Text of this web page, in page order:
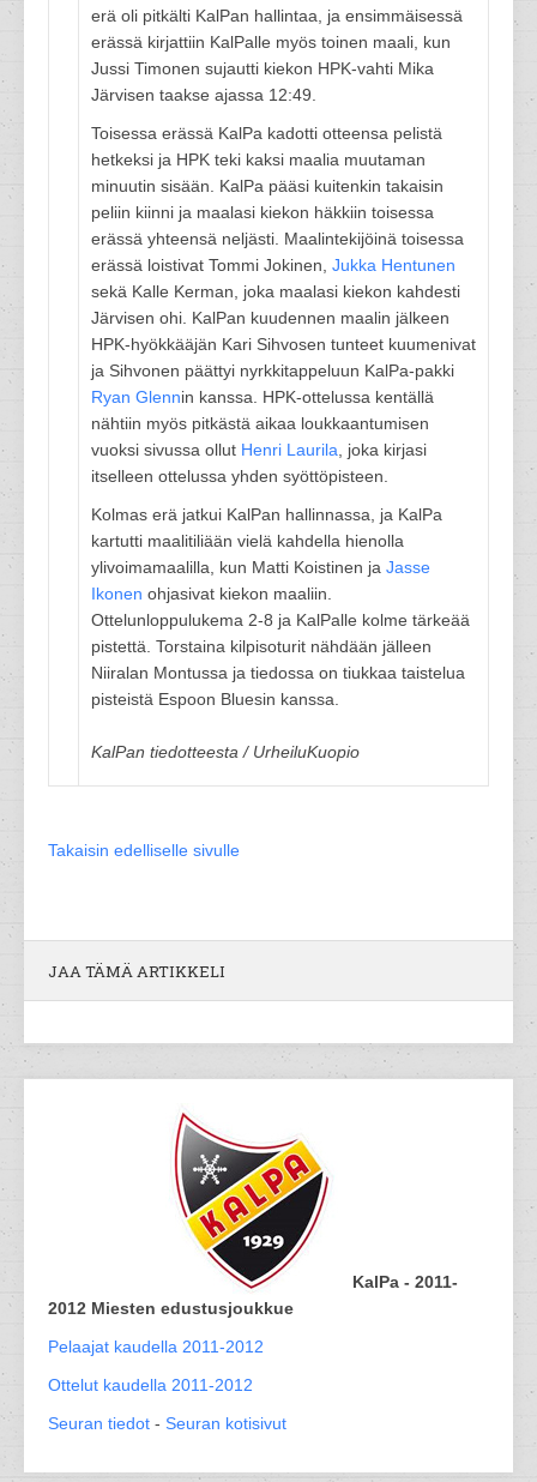
erä oli pitkälti KalPan hallintaa, ja ensimmäisessä
erässä kirjattiin KalPalle myös toinen maali, kun
Jussi Timonen sujautti kiekon HPK-vahti Mika
Järvisen taakse ajassa 12:49.
Toisessa erässä KalPa kadotti otteensa pelistä
hetkeksi ja HPK teki kaksi maalia muutaman
minuutin sisään. KalPa pääsi kuitenkin takaisin
peliin kiinni ja maalasi kiekon häkkiin toisessa
erässä yhteensä neljästi. Maalintekijöinä toisessa
erässä loistivat Tommi Jokinen, Jukka Hentunen
sekä Kalle Kerman, joka maalasi kiekon kahdesti
Järvisen ohi. KalPan kuudennen maalin jälkeen
HPK-hyökkääjän Kari Sihvosen tunteet kuumenivat
ja Sihvonen päättyi nyrkkitappeluun KalPa-pakki
Ryan Glennin kanssa. HPK-ottelussa kentällä
nähtiin myös pitkästä aikaa loukkaantumisen
vuoksi sivussa ollut Henri Laurila , joka kirjasi
itselleen ottelussa yhden syöttöpisteen.
Kolmas erä jatkui KalPan hallinnassa, ja KalPa
kartutti maalitiliään vielä kahdella hienolla
ylivoimamaalilla, kun Matti Koistinen ja Jasse
Ikonen ohjasivat kiekon maaliin.
Ottelunloppulukema 2-8 ja KalPalle kolme tärkeää
pistettä. Torstaina kilpisoturit nähdään jälleen
Niiralan Montussa ja tiedossa on tiukkaa taistelua
pisteistä Espoon Bluesin kanssa.
KalPan tiedotteesta / UrheiluKuopio
Takaisin edelliselle sivulle
JAA TÄMÄ ARTIKKELI
KalPa - 2011-
2012 Miesten edustusjoukkue
Pelaajat kaudella 2011-2012
Ottelut kaudella 2011-2012
Seuran tiedot - Seuran kotisivut